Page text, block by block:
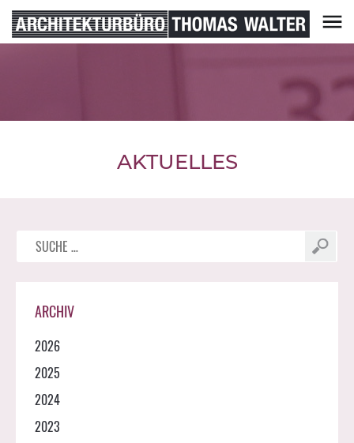
Skip
to
content
AKTUELLES
Suche
nach:
ARCHIV
2026
2025
2024
2023